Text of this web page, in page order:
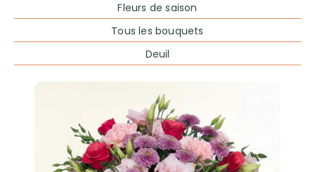
Fleurs de saison
Tous les bouquets
Deuil